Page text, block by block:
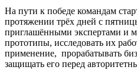
На пути к победе командам
протяжении трёх дней с
приглашёнными экспертами и
прототипы, исследовать их
применение, прорабатывать
защищать его перед